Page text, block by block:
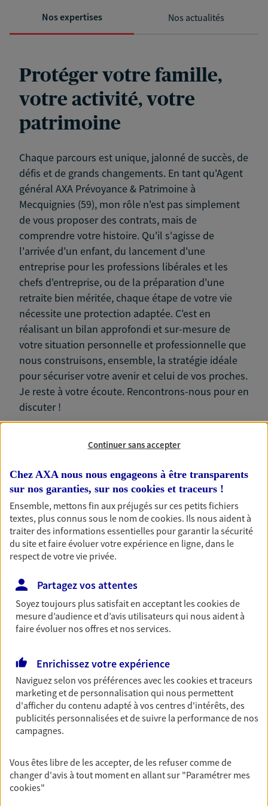
Nos expertises Nos actualités
Protéger votre famille,
votre activité, votre
patrimoine
Chaque parcours est unique, jalonné de succès, de
défis et de grands changements. En tant qu'Agent
général AXA Prévoyance & Patrimoine à
Mecquignies (59), mon rôle n'est pas simplement
de vous proposer des contrats, mais de
comprendre votre histoire. Qu'il s'agisse de
l'arrivée d'un enfant, du lancement d'une
entreprise pour les professions libérales et les
chefs d'entreprise, ou de la préparation d'une
retraite bien méritée, chaque étape de votre vie
nécessite une protection adaptée. C'est en
réalisant un bilan approfondi et sur-mesure de
votre situation personnelle et professionnelle que
nous construisons, ensemble, la stratégie idéale
pour sécuriser votre avenir et celui de vos proches.
Je reste à votre écoute. Rencontrons-nous pour en
discuter !
Nos expertises
Accompagner les
professionnels et les
Comme vous, nous sommes des indépendants. Nous
bâtissons ensemble des solutions cohérentes pour
protéger votre activité, vos collaborateurs... mais aussi
vous-même et votre famille.
Accompagner vos projets de
vie
Achat immobilier, installation, départ à la retraite…
Autant de moments de vie qui nécessitent des solutions
d'assurance et d'épargne. Recevez un conseil d'expert
Vous aider à constituer une
Continuer sans accepter
Chez AXA nous nous engageons à être transparents
sur nos garanties, sur nos cookies et traceurs !
Ensemble, mettons fin aux préjugés sur ces petits fichiers
textes, plus connus sous le nom decookies. Ils nous aident à
traiter des informations essentielles pour garantir la sécurité
du site et faire évoluer votre expérience en ligne, dans le
respect de votre vie privée.
Partagez vos attentes
Soyez toujours plus satisfait en acceptant lescookiesde
mesure d’audience et d’avis utilisateurs qui nous aident à
faire évoluer nos offres et nos services.
Enrichissez votre expérience
Naviguez selon vos préférences avec lescookies et traceurs
marketing et de personnalisation qui nous permettent
d'afficher du contenu adapté à vos centres d'intérêts, des
publicités personnalisées et de suivre la performance de nos
campagnes.
Vous êtes libre de les accepter, de les refuser comme de
changer d'avis à tout moment en allant sur "Paramétrer mes
cookies"